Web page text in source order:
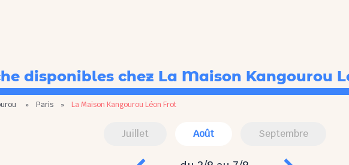
disponibles chez La Maison Kangourou
» Paris » La Maison Kangourou Léon Frot
Juillet Août Septembre